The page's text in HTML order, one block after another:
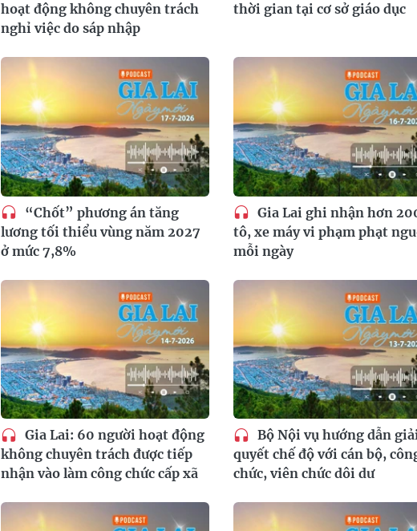
hoạt động không chuyên trách
nghỉ việc do sáp nhập
thời gian tại cơ sở giáo dục
“Chốt” phương án tăng
lương tối thiểu vùng năm 2027
ở mức 7,8%
Gia Lai ghi nhận hơn
tô, xe máy vi phạm phạt
mỗi ngày
Gia Lai: 60 người hoạt động
không chuyên trách được tiếp
nhận vào làm công chức cấp xã
Bộ Nội vụ hướng dẫn
quyết chế độ với cán bộ,
chức, viên chức dôi dư